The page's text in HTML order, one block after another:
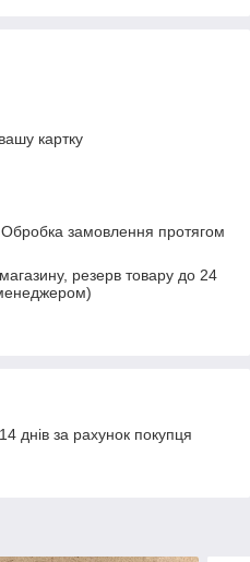
картку
замовлення протягом
резерв товару до 24
днів за рахунок покупця